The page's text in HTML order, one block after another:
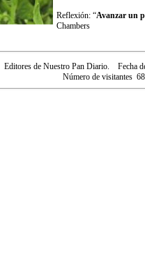
Reflexión: “Avanzar un
Chambers
Editores de Nuestro Pan Diario. Fecha
Número de visitantes